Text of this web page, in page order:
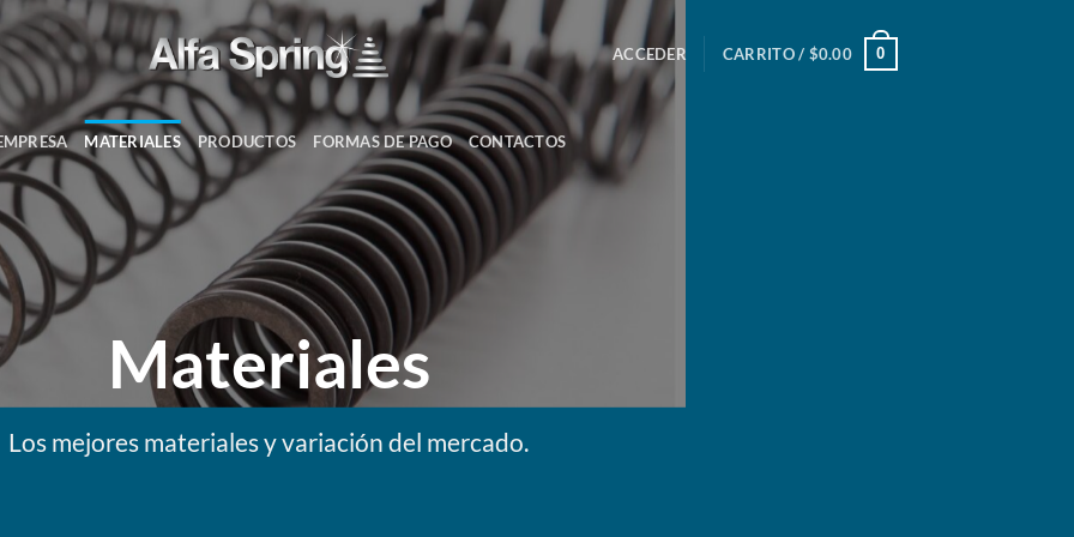
ACCEDER CARRITO / $0.00 0
MATERIALES PRODUCTOS FORMAS DE PAGO CONTACTOS
Materiales
Los mejores materiales y variación del mercado.